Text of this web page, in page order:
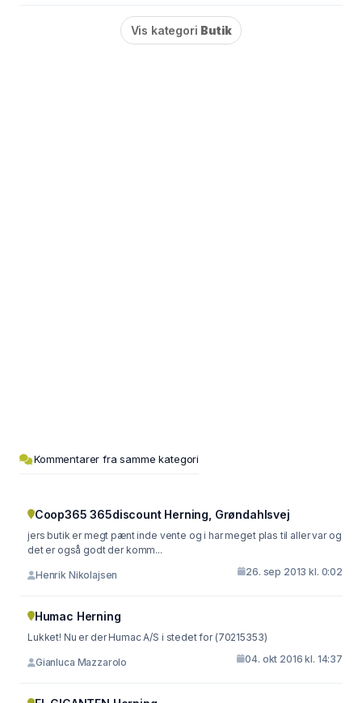
Vis kategori Butik
Kommentarer fra samme kategori
Coop365 365discount Herning, Grøndahlsvej
jers butik er megt pænt inde vente og i har meget plas til aller var og
det er også godt der komm...
Henrik Nikolajsen 26. sep 2013 kl. 0:02
Humac Herning
Lukket! Nu er der Humac A/S i stedet for (70215353)
Gianluca Mazzarolo 04. okt 2016 kl. 14:37